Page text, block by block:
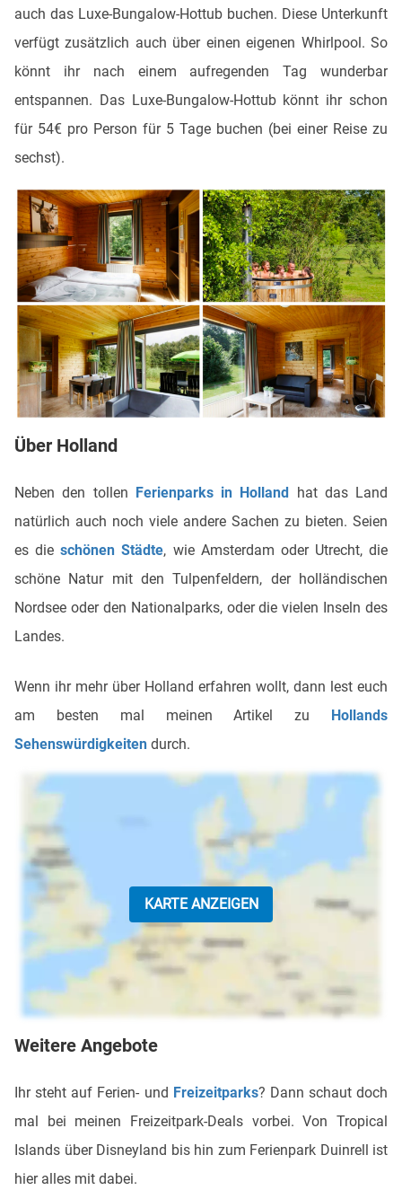
auch das Luxe-Bungalow-Hottub buchen. Diese Unterkunft
verfügt zusätzlich auch über einen eigenen Whirlpool. So
könnt ihr nach einem aufregenden Tag wunderbar
entspannen. Das Luxe-Bungalow-Hottub könnt ihr schon
für 54€ pro Person für 5 Tage buchen (bei einer Reise zu
sechst).
Über Holland
Neben den tollen Ferienparks in Holland
hat das Land
natürlich auch noch viele andere Sachen zu bieten. Seien
es dieschönen Städte, wie Amsterdam oder Utrecht, die
schöne Natur mit den Tulpenfeldern, der holländischen
Nordsee oder den Nationalparks, oder die vielen Inseln des
Landes.
Wenn ihr mehr über Holland erfahren wollt, dann lest euch
am besten mal meinen Artikel zu
Hollands
Sehenswürdigkeiten durch.
KARTE ANZEIGEN
Weitere Angebote
Ihr steht auf Ferien- und Freizeitparks? Dann schaut doch
mal bei meinen Freizeitpark-Deals vorbei. Von Tropical
Islands über Disneyland bis hin zum Ferienpark Duinrell ist
hier alles mit dabei.